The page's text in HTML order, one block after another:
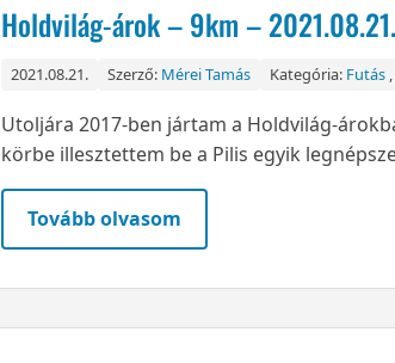
Holdvilág-árok – 9km – 2021.08.21.
2021.08.21. Szerző: Mérei Tamás Kategória: Futás ,
Utoljára 2017-ben jártam a Holdvilág-
körbe illesztettem be a Pilis egyik
Tovább olvasom